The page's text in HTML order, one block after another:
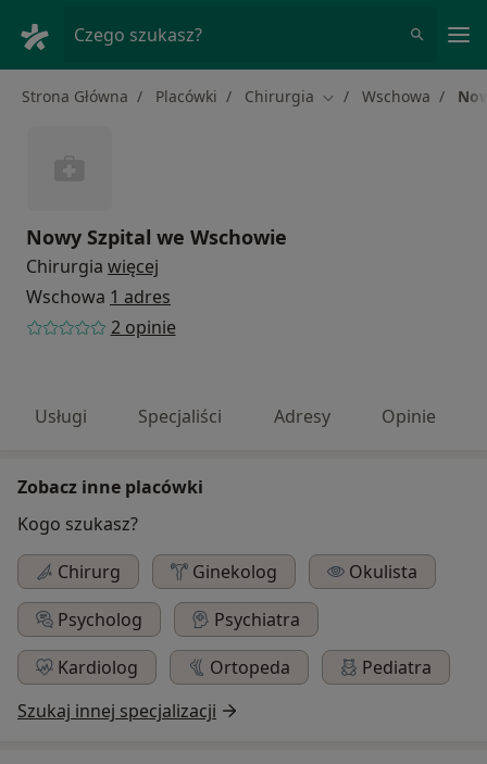
Czego szukasz?
Strona Główna Placówki Chirurgia Zmień miasto
Wschowa
Nowy Szpital we Wschowie
Chirurgia więcej
Wschowa 1 adres
2 opinie
Usługi Specjaliści Adresy Opinie
Zobacz inne placówki
Kogo szukasz?
Chirurg
Ginekolog
Okulista
Psycholog
Psychiatra
Kardiolog
Ortopeda
Pediatra
Szukaj innej specjalizacji